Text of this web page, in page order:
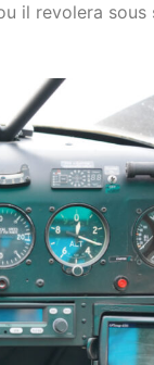
il revolera